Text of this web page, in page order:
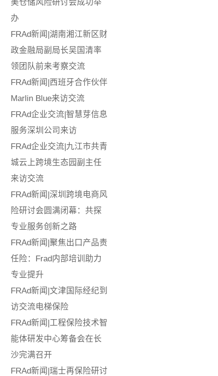
美仓储风险研讨会成功举
办
FRAd新闻|湖南湘江新区财
政金融局副局长吴国清率
领团队前来考察交流
FRAd新闻|西班牙合作伙伴
Marlin Blue来访交流
FRAd企业交流|智慧芽信息
服务深圳公司来访
FRAd企业交流|九江市共青
城云上跨境生态园副主任
来访交流
FRAd新闻|深圳跨境电商风
险研讨会圆满闭幕：共探
专业服务创新之路
FRAd新闻|聚焦出口产品责
任险：Frad内部培训助力
专业提升
FRAd新闻|文津国际经纪到
访交流电梯保险
FRAd新闻|工程保险技术智
能体研发中心筹备会在长
沙完满召开
FRAd新闻|瑞士再保险研讨